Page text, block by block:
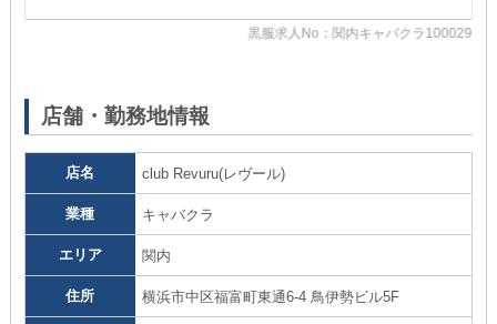
黒服求人No：関内キャバクラ100029
店舗・勤務地情報
店名 club Revuru(レヴール)
業種 キャバクラ
エリア 関内
住所 横浜市中区福富町東通6-4 鳥伊勢ビル5F